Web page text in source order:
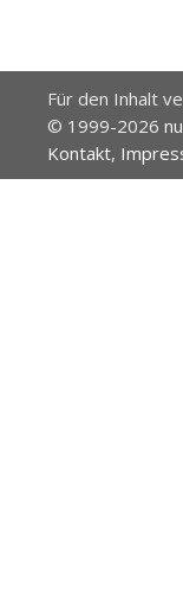
Für den Inhalt
© 1999-2026
Kontakt,